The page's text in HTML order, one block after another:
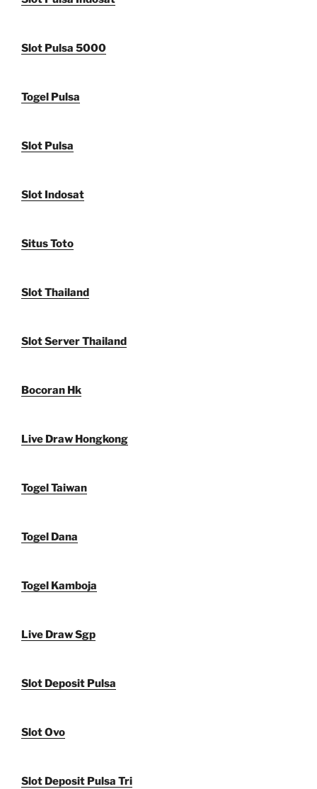
Slot Pulsa 5000
Togel Pulsa
Slot Pulsa
Slot Indosat
Situs Toto
Slot Thailand
Slot Server Thailand
Bocoran Hk
Live Draw Hongkong
Togel Taiwan
Togel Dana
Togel Kamboja
Live Draw Sgp
Slot Deposit Pulsa
Slot Ovo
Slot Deposit Pulsa Tri